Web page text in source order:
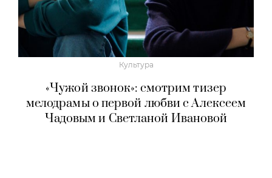
Культура
«Чужой звонок»: смотрим тизер
мелодрамы о первой любви с Алексеем
Чадовым и Светланой Ивановой